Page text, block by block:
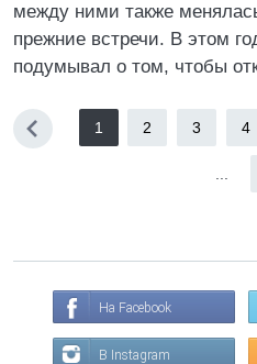
между ними также
прежние встречи. В этом
подумывал о том, чтобы
1 2 3 4
На Facebook
В Instagram